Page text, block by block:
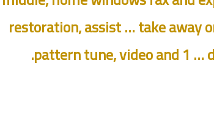
restoration, assist … take away
pattern tune, video and 1 …